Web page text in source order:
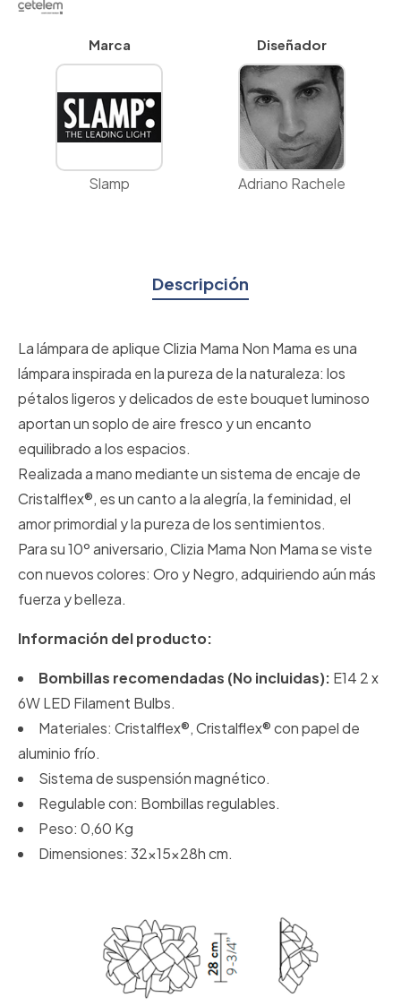
Marca
Slamp
Diseñador
Adriano Rachele
Descripción
La lámpara de aplique Clizia Mama Non Mama es una
lámpara inspirada en la pureza de la naturaleza: los
pétalos ligeros y delicados de este bouquet luminoso
aportan un soplo de aire fresco y un encanto
equilibrado a los espacios.
Realizada a mano mediante un sistema de encaje de
Cristalflex®, es un canto a la alegría, la feminidad, el
amor primordial y la pureza de los sentimientos.
Para su 10º aniversario, Clizia Mama Non Mama se viste
con nuevos colores: Oro y Negro, adquiriendo aún más
fuerza y belleza.
Información del producto:
Bombillas recomendadas (No incluidas): E14 2 x
6W LED Filament Bulbs.
Materiales: Cristalflex®, Cristalflex® con papel de
aluminio frío.
Sistema de suspensión magnético.
Regulable con: Bombillas regulables.
Peso: 0,60 Kg
Dimensiones: 32x15x28h cm.